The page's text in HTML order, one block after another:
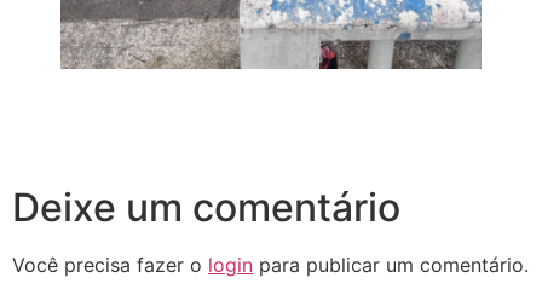
Deixe um comentário
Você precisa fazer o login para publicar um comentário.